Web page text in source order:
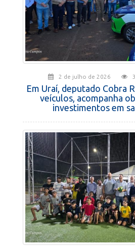
2 de julho de 2026
Em Uraí, deputado Cobra
veículos, acompanha
investimentos em